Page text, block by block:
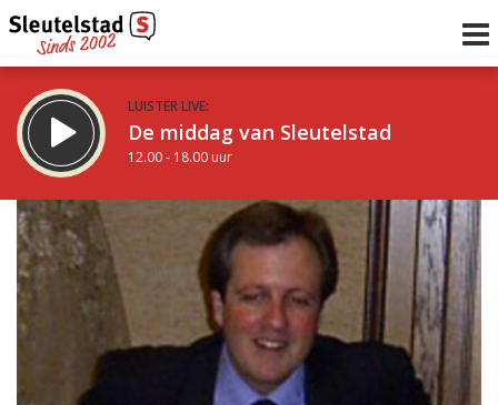
LUISTER LIVE:
De middag van Sleutelstad
12.00 - 18.00 uur
STRAKS:
De avond van Sleutelstad
18.00 - 19.00 uur
Vorig uur
uur 1 van 0 Volgend uur